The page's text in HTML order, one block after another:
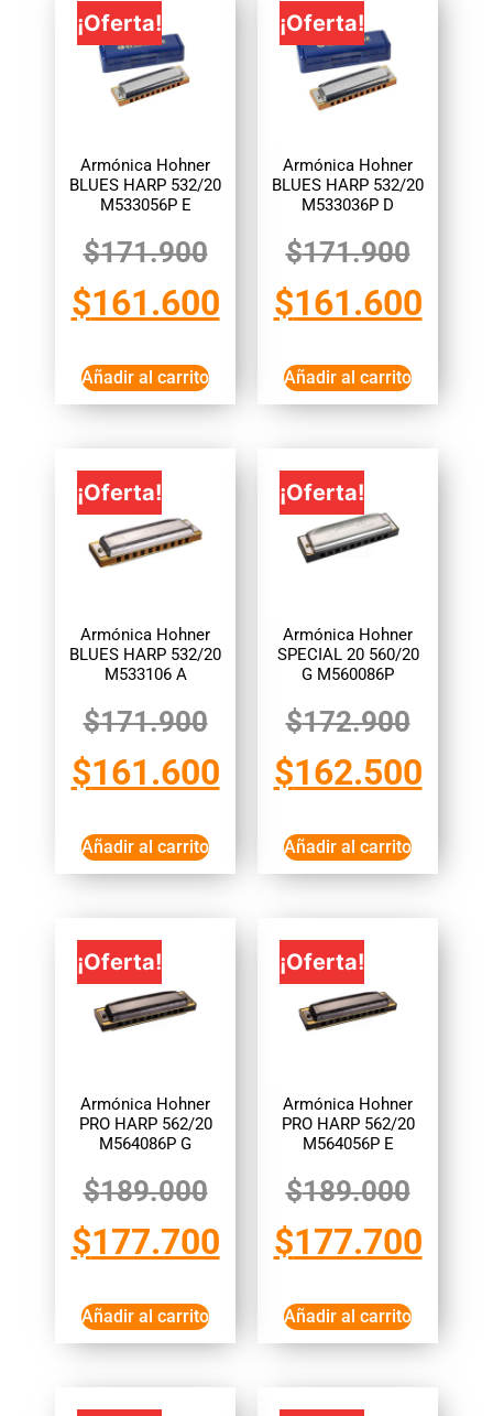
¡Oferta!
Armónica Hohner
BLUES HARP 532/20
M533056P E
$171.900
$161.600
Añadir al carrito
¡Oferta!
Armónica Hohner
BLUES HARP 532/20
M533036P D
$171.900
$161.600
Añadir al carrito
¡Oferta!
Armónica Hohner
BLUES HARP 532/20
M533106 A
$171.900
$161.600
Añadir al carrito
¡Oferta!
Armónica Hohner
SPECIAL 20 560/20
G M560086P
$172.900
$162.500
Añadir al carrito
¡Oferta!
Armónica Hohner
PRO HARP 562/20
M564086P G
$189.000
$177.700
Añadir al carrito
¡Oferta!
Armónica Hohner
PRO HARP 562/20
M564056P E
$189.000
$177.700
Añadir al carrito